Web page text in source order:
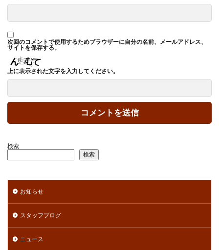
次回のコメントで使用するためブラウザーに自分の名前、メールアドレス、
サイトを保存する。
上に表示された文字を入力してください。
検索
検索
お知らせ
スタッフブログ
ニュース